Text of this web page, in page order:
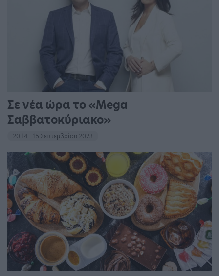
Σε νέα ώρα το «Mega
Σαββατοκύριακο»
20:14 - 15 Σεπτεμβρίου 2023